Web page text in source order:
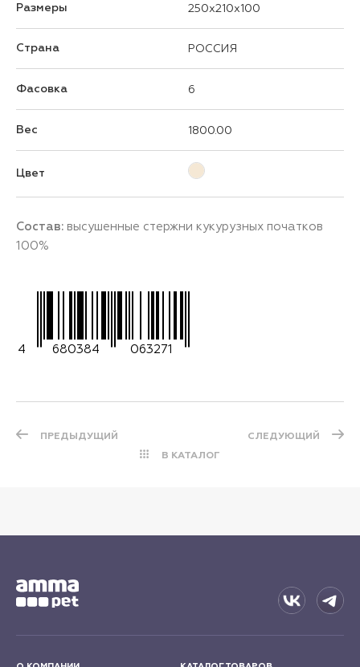
Размеры 250x210x100
Страна РОССИЯ
Фасовка 6
Вес 1800.00
Цвет
Состав: высушенные стержни кукурузных початков
100%
4 680384 063271
ПРЕДЫДУЩИЙ
В КАТАЛОГ
СЛЕДУЮЩИЙ